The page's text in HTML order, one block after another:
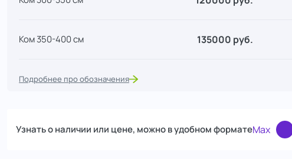
Ком 350-400 см 135000 руб.
Ком 400-450 см
Подробнее про обозначения
Узнать о наличии или цене, можно в удобном форматеMax